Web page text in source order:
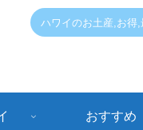
ハワイのお土産,お得
おすすめ